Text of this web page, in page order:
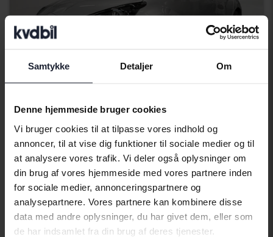
Samtykke Detaljer Om
Denne hjemmeside bruger cookies
Vi bruger cookies til at tilpasse vores indhold og
annoncer, til at vise dig funktioner til sociale medier og til
at analysere vores trafik. Vi deler også oplysninger om
din brug af vores hjemmeside med vores partnere inden
for sociale medier, annonceringspartnere og
analysepartnere. Vores partnere kan kombinere disse
data med andre oplysninger, du har givet dem, eller som
de har indsamlet fra din brug af deres tjenester.
Toyota Yaris
1.5 Hybrid 5dr
2023
42 340 kilometer
Elektrisk/benzin
Linköping (Jägarvallen)
Førende bud 146 000 SEK
Med finansiering 1 244 SEK/måned